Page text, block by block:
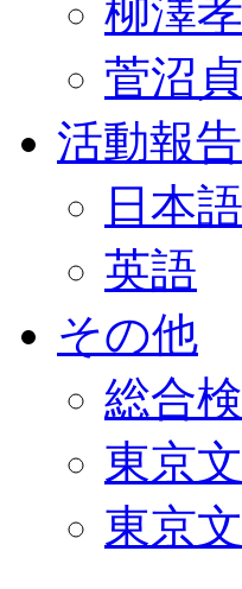
柳澤
菅沼
活動報告
日本語
英語
その他
総合
東京
東京